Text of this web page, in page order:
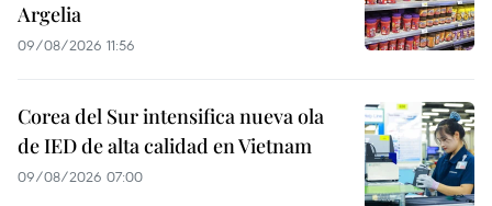
Argelia
09/08/2026 11:56
Corea del Sur intensifica nueva ola
de IED de alta calidad en Vietnam
09/08/2026 07:00